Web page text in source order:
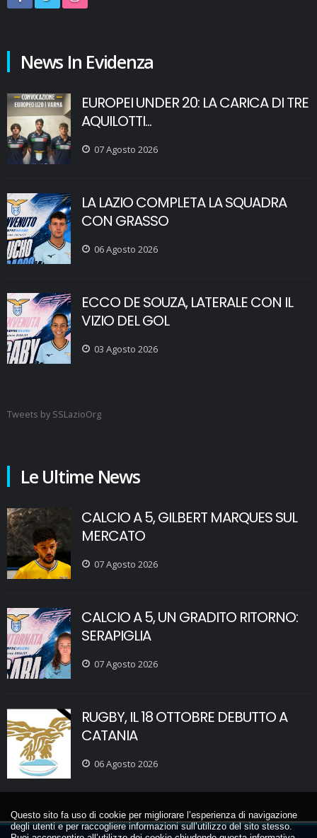
News In Evidenza
EUROPEI UNDER 20: LA CARICA DI TRE
AQUILOTTI...
07 Agosto 2026
LA LAZIO COMPLETA LA SQUADRA
CON GRASSO
06 Agosto 2026
ECCO DE SOUZA, LATERALE CON IL
VIZIO DEL GOL
03 Agosto 2026
Tweets by SSLazioOrg
Le Ultime News
CALCIO A 5, GILBERT MARQUES SUL
MERCATO
07 Agosto 2026
CALCIO A 5, UN GRADITO RITORNO:
SERAPIGLIA
07 Agosto 2026
RUGBY, IL 18 OTTOBRE DEBUTTO A
CATANIA
06 Agosto 2026
Questo sito fa uso di cookie per migliorare l’esperienza di navigazione
degli utenti e per raccogliere informazioni sull’utilizzo del sito stesso.